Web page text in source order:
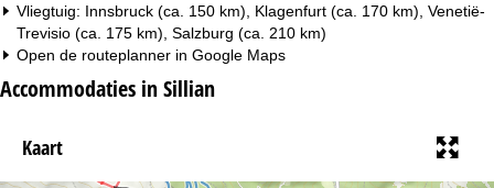
Vliegtuig: Innsbruck (ca. 150 km), Klagenfurt (ca. 170 km), Venetië-
Trevisio (ca. 175 km), Salzburg (ca. 210 km)
Open de routeplanner in Google Maps
Accommodaties in Sillian
Kaart